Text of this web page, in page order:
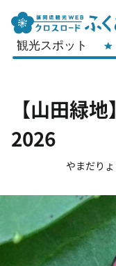
観光スポット
【山田緑
2026
やまだり